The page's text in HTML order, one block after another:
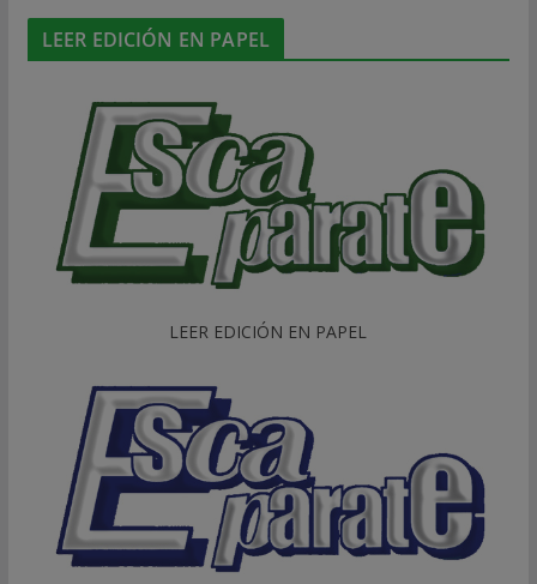
LEER EDICIÓN EN PAPEL
LEER EDICIÓN EN PAPEL